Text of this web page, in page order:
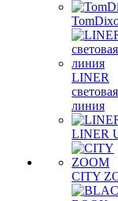
LINER
световая
линия
LINER
CITY